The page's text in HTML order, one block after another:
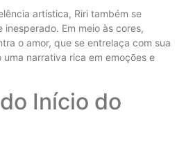
artística, Riri também se
Em meio às cores,
o amor, que se entrelaça com sua
narrativa rica em emoções e
Início do